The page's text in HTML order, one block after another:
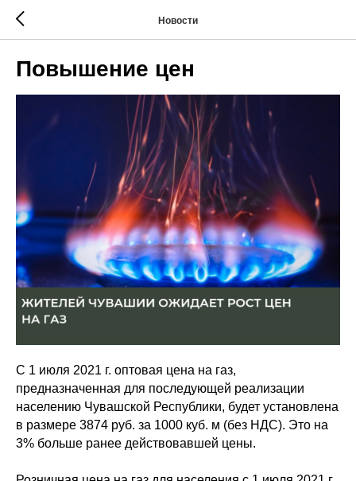
Новости
Повышение цен
С 1 июля 2021 г. оптовая цена на газ,
предназначенная для последующей реализации
населению Чувашской Республики, будет установлена
в размере 3874 руб. за 1000 куб. м (без НДС). Это на
3% больше ранее действовавшей цены.